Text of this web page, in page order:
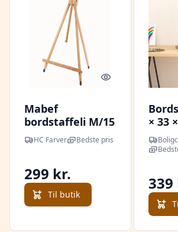
Quick look
Mabef
bordstaffeli M/15
HC Farver Bedste pris
299 kr.
Til butik
× 33
339